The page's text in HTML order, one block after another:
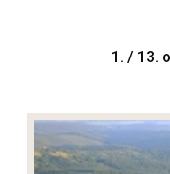
1. / 13.